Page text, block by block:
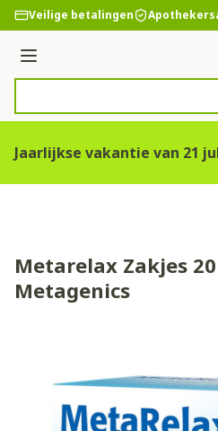
Ga naar de inhoud
Veilige betalingen
Menu
Jaarlijkse vakantie van 21
Metarelax Zakjes 20
Metagenics